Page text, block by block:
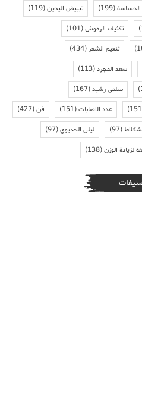
الحساسة(199) تبييض اليدين(119)
تكثيف الرموش(101)
تنعيم الشعر(434)
سعد المجرد(113)
سلمى رشيد(167)
عدد الاصابات(151) فن(427)
(97) ليلى الحديوي(97)
لزيادة الوزن(138)